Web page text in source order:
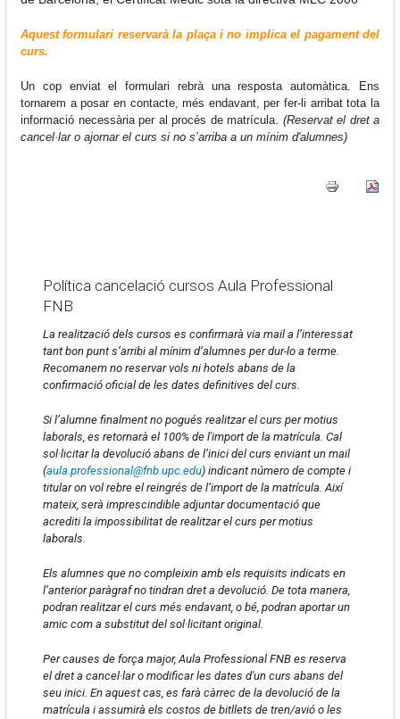
Aquest formulari reservarà la plaça i no implica el pagament del
curs.
Un cop enviat el formulari rebrà una resposta automàtica. Ens
tornarem a posar en contacte, més endavant, per fer-li arribat tota la
informació necessària per al procés de matrícula. (Reservat el dret a
cancel·lar o ajornar el curs si no s’arriba a un mínim d'alumnes)
Política cancelació cursos Aula Professional
FNB
La realització dels cursos es confirmarà via mail a l’interessat
tant bon punt s’arribi al mínim d’alumnes per dur-lo a terme.
Recomanem no reservar vols ni hotels abans de la
confirmació oficial de les dates definitives del curs.
Si l’alumne finalment no pogués realitzar el curs per motius
laborals, es retornarà el 100% de l'import de la matrícula. Cal
sol·licitar la devolució abans de l’inici del curs enviant un mail
(aula.professional@fnb.upc.edu) indicant número de compte i
titular on vol rebre el reingrés de l’import de la matrícula. Així
mateix, serà imprescindible adjuntar documentació que
acrediti la impossibilitat de realitzar el curs per motius
laborals.
Els alumnes que no compleixin amb els requisits indicats en
l’anterior paràgraf no tindran dret a devolució. De tota manera,
podran realitzar el curs més endavant, o bé, podran aportar un
amic com a substitut del sol·licitant original.
Per causes de força major, Aula Professional FNB es reserva
el dret a cancel·lar o modificar les dates d'un curs abans del
seu inici. En aquest cas, es farà càrrec de la devolució de la
matrícula i assumirà els costos de bitllets de tren/avió o les